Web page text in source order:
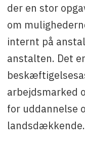
der en stor
om
internt på
anstalten. Det
arbejdsmarked
for uddannelse
landsdækkende.